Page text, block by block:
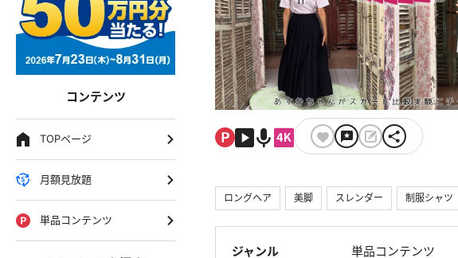
コンテンツ
TOPページ
月額見放題
単品コンテンツ
ロングヘア 美脚 スレンダー 制服シャツ
ジャンル
単品コンテンツ